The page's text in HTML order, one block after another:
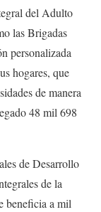
del Adulto
las Brigadas
personalizada
hogares, que
de manera
48 mil 698
de Desarrollo
de la
beneficia a mil